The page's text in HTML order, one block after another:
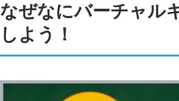
なぜなにバーチャル
しよう！